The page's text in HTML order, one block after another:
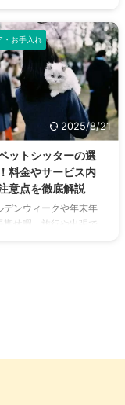
などによる慢性化や免
...
愛猫の耳を触ったとき
つもより温かいと感じ
になった経験はありま
？猫の耳の温度は、体
や感情、病気など、さ
な要因で変化します。
事では、猫の耳が熱く
な原因から、正常な状
見分け方、そしていざ
時に慌てないための対
で、猫を飼う皆さんが
おくべき情報を分かり
解説します。 この記事
耳が熱いのは、必ずし
...
・お手入れ
2025/8/21
ットシッターの選
料金やサービス内
意点を徹底解説
デンウィークや年末年
期休暇、旅行や出張で
ける時、大切な愛猫を
ではないでしょうか。
ットホテルに預けるよ